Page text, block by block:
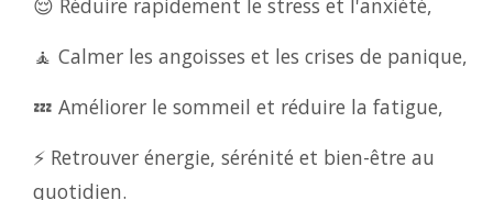
😌 Réduire rapidement le stress et l'anxiété,
🧘 Calmer les angoisses et les crises de panique,
💤 Améliorer le sommeil et réduire la fatigue,
⚡ Retrouver énergie, sérénité et bien-être au
quotidien.